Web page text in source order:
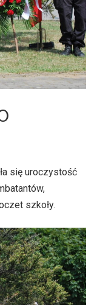
się uroczystość
szkoły.